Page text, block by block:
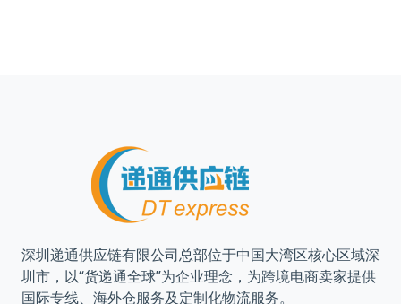
深圳递通供应链有限公司总部位于中国大湾区核心区域深
圳市，以“货递通全球”为企业理念，为跨境电商卖家提供
国际专线、海外仓服务及定制化物流服务。